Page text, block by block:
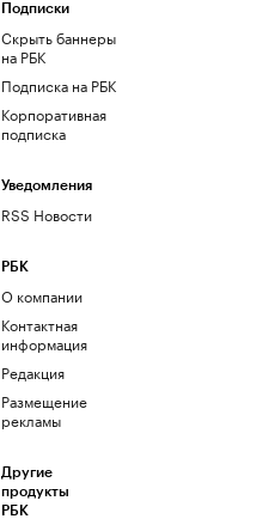
Подписки
Скрыть баннеры
на РБК
Подписка на РБК
Корпоративная
подписка
Уведомления
RSS Новости
РБК
О компании
Контактная
информация
Редакция
Размещение
рекламы
Другие
продукты
РБК